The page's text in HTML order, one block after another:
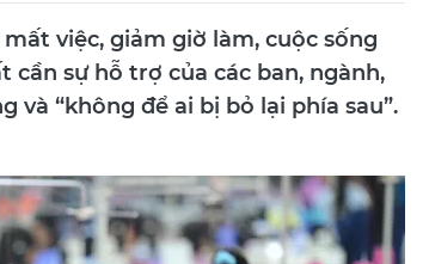
việc, giảm giờ làm, cuộc sống
sự hỗ trợ của các ban, ngành,
và “không để ai bị bỏ lại phía sau”.